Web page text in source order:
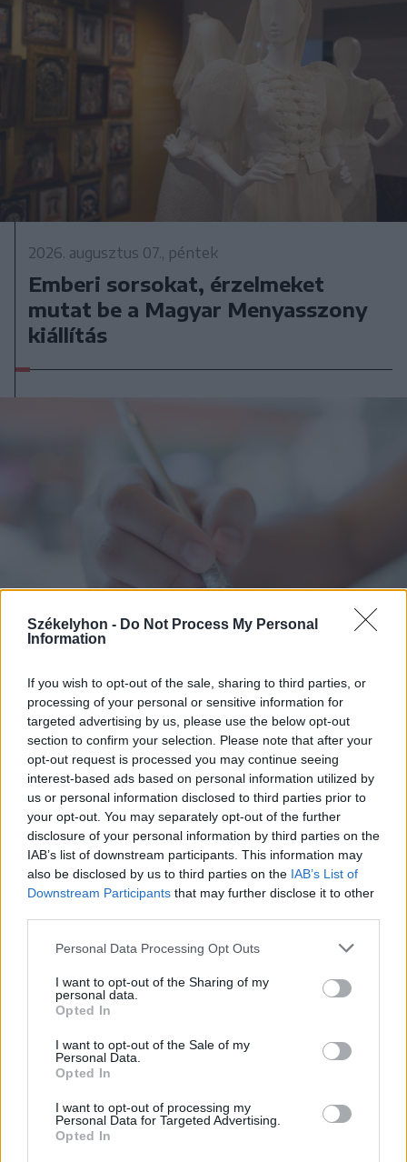
Székelyhon - Do Not Process My Personal
Information
If you wish to opt-out of the sale, sharing to third parties, or
processing of your personal or sensitive information for
targeted advertising by us, please use the below opt-out
section to confirm your selection. Please note that after your
opt-out request is processed you may continue seeing
interest-based ads based on personal information utilized by
us or personal information disclosed to third parties prior to
your opt-out. You may separately opt-out of the further
disclosure of your personal information by third parties on the
IAB’s list of downstream participants. This information may
also be disclosed by us to third parties on the IAB’s List of
Downstream Participants that may further disclose it to other
Personal Data Processing Opt Outs
I want to opt-out of the Sharing of my
personal data.
Opted In
I want to opt-out of the Sale of my
Personal Data.
Opted In
I want to opt-out of processing my
Personal Data for Targeted Advertising.
Opted In
2026. augusztus 07., péntek
Emberi sorsokat, érzelmeket
mutat be a Magyar Menyasszony
kiállítás
2026. augusztus 07., péntek
Románul is helyt kell állni a hétfőn
kezdődő írásbeliken – így
készülhetnek a pótérettségizők
2026. augusztus 07., péntek